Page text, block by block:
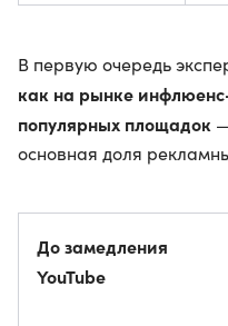
В первую очередь
как на рынке
популярных площадок
основная доля
До замедления
YouTube